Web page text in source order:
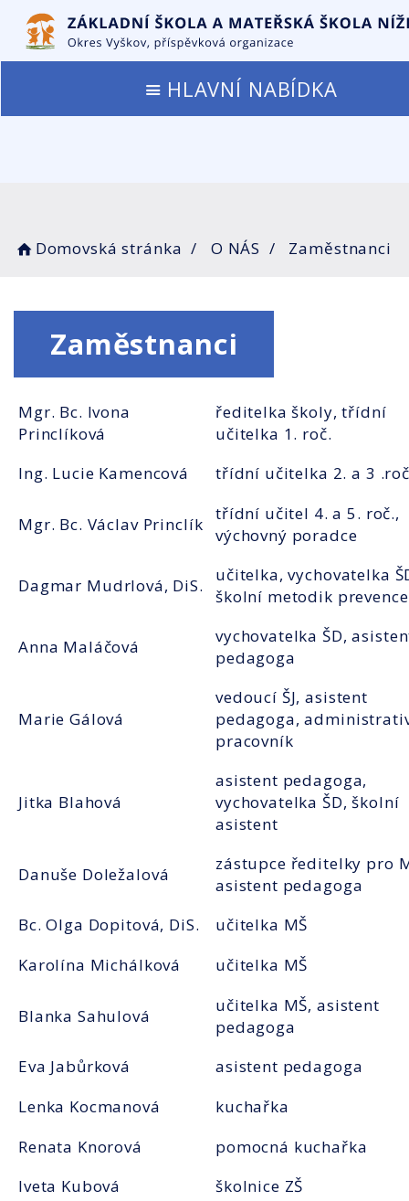
HLAVNÍ NABÍDKA
Domovská stránka O NÁS Zaměstnanci
Zaměstnanci
Mgr. Bc. Ivona
Princlíková
ředitelka školy, třídní
učitelka 1. roč.
Ing. Lucie Kamencová
třídní učitelka 2. a 3
Mgr. Bc. Václav Princlík
třídní učitel 4. a 5. roč.,
výchovný poradce
Dagmar Mudrlová, DiS.
učitelka, vychovatelka
školní metodik prevence
Anna Maláčová
vychovatelka ŠD,
pedagoga
Marie Gálová
vedoucí ŠJ, asistent
pedagoga,
pracovník
Jitka Blahová
asistent pedagoga,
vychovatelka ŠD, školní
asistent
Danuše Doležalová
zástupce ředitelky pro
asistent pedagoga
Bc. Olga Dopitová, DiS.
učitelka MŠ
Karolína Michálková
učitelka MŠ
Blanka Sahulová
učitelka MŠ, asistent
pedagoga
Eva Jabůrková
asistent pedagoga
Lenka Kocmanová
kuchařka
Renata Knorová
pomocná kuchařka
Iveta Kubová
školnice ZŠ